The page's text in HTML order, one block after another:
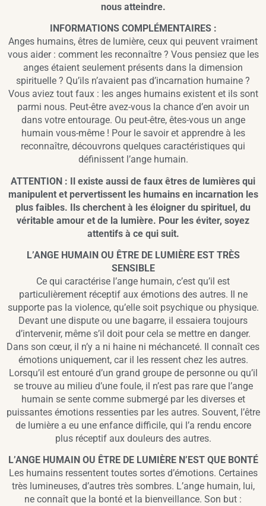
nous atteindre.
INFORMATIONS COMPLÉMENTAIRES :
Anges humains, êtres de lumière, ceux qui peuvent vraiment
vous aider : comment les reconnaître ? Vous pensiez que les
anges étaient seulement présents dans la dimension
spirituelle ? Qu’ils n’avaient pas d’incarnation humaine ?
Vous aviez tout faux : les anges humains existent et ils sont
parmi nous. Peut-être avez-vous la chance d’en avoir un
dans votre entourage. Ou peut-être, êtes-vous un ange
humain vous-même ! Pour le savoir et apprendre à les
reconnaître, découvrons quelques caractéristiques qui
définissent l’ange humain.
ATTENTION : Il existe aussi de faux êtres de lumières qui
manipulent et pervertissent les humains en incarnation les
plus faibles. Ils cherchent à les éloigner du spirituel, du
véritable amour et de la lumière. Pour les éviter, soyez
attentifs à ce qui suit.
L’ANGE HUMAIN OU ÊTRE DE LUMIÈRE EST TRÈS
SENSIBLE
Ce qui caractérise l’ange humain, c’est qu’il est
particulièrement réceptif aux émotions des autres. Il ne
supporte pas la violence, qu’elle soit psychique ou physique.
Devant une dispute ou une bagarre, il essaiera toujours
d’intervenir, même s’il doit pour cela se mettre en danger.
Dans son cœur, il n’y a ni haine ni méchanceté. Il connaît ces
émotions uniquement, car il les ressent chez les autres.
Lorsqu’il est entouré d’un grand groupe de personne ou qu’il
se trouve au milieu d’une foule, il n’est pas rare que l’ange
humain se sente comme submergé par les diverses et
puissantes émotions ressenties par les autres. Souvent, l’être
de lumière a eu une enfance difficile, qui l’a rendu encore
plus réceptif aux douleurs des autres.
L’ANGE HUMAIN OU ÊTRE DE LUMIÈRE N’EST QUE BONTÉ
Les humains ressentent toutes sortes d’émotions. Certaines
très lumineuses, d’autres très sombres. L’ange humain, lui,
ne connaît que la bonté et la bienveillance. Son but :